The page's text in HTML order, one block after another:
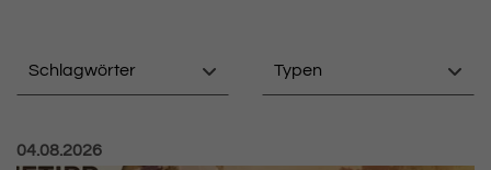
Schlagwörter Typen
Veröffentlicht am:
04.08.2026